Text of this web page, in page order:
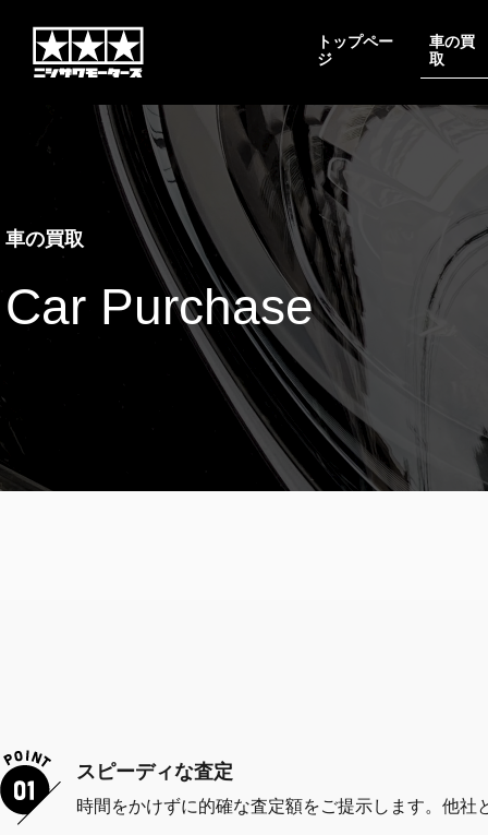
トップペー
ジ
車の買
取
車の買取
Car Purchase
スピーディな査定
時間をかけずに的確な査定額をご提示します。他